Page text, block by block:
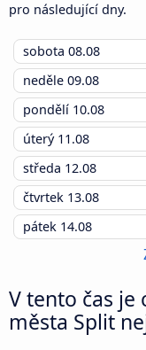
pro následující dny.
sobota 08.08
neděle 09.08
pondělí 10.08
úterý 11.08
středa 12.08
čtvrtek 13.08
pátek 14.08
V tento čas je
města Split